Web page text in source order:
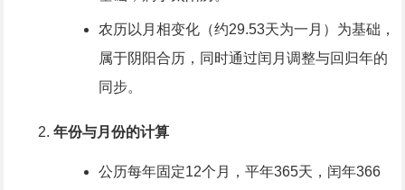
农历以月相变化（约29.53天为一月）为基础，
属于阴阳合历，同时通过闰月调整与回归年的
同步。
年份与月份的计算
公历每年固定12个月，平年365天，闰年366